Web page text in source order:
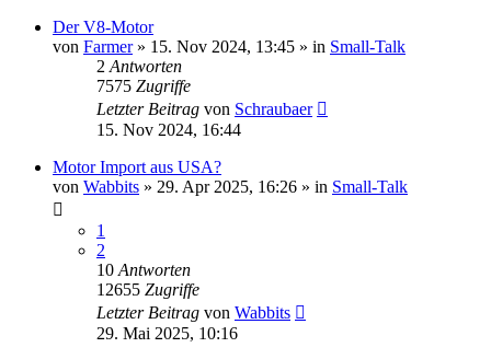
Der V8-Motor
von Farmer» 15. Nov 2024, 13:45 » in Small-Talk
2 Antworten
7575 Zugriffe
Letzter Beitrag von Schraubaer
15. Nov 2024, 16:44
Motor Import aus USA?
von Wabbits » 29. Apr 2025, 16:26 » in Small-Talk
1
2
10 Antworten
12655 Zugriffe
Letzter Beitrag von Wabbits
29. Mai 2025, 10:16